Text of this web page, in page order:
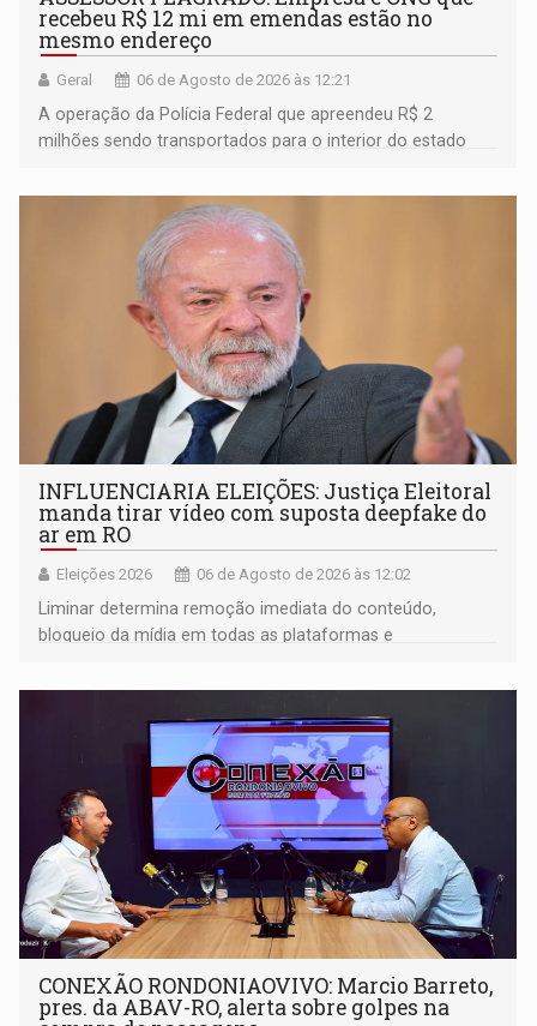
recebeu R$ 12 mi em emendas estão no
mesmo endereço
Geral 06 de Agosto de 2026 às 12:21
A operação da Polícia Federal que apreendeu R$ 2
milhões sendo transportados para o interior do estado
ligação do suspeito com um deputado federal do União
Brasil por Rondônia
INFLUENCIARIA ELEIÇÕES: Justiça Eleitoral
manda tirar vídeo com suposta deepfake do
ar em RO
Eleições 2026 06 de Agosto de 2026 às 12:02
Liminar determina remoção imediata do conteúdo,
bloqueio da mídia em todas as plataformas e
CONEXÃO RONDONIAOVIVO: Marcio Barreto,
pres. da ABAV-RO, alerta sobre golpes na